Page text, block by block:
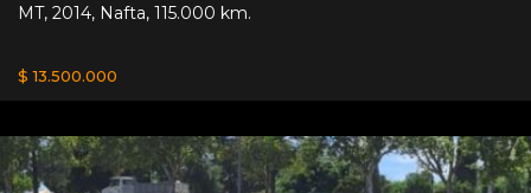
MT, 2014, Nafta, 115.000 km.
$ 13.500.000